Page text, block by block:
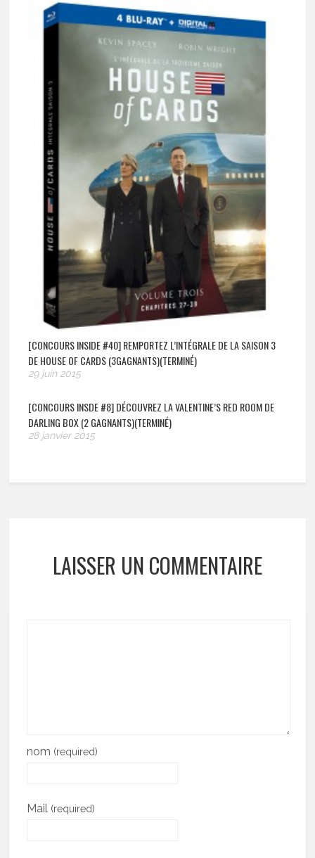
[CONCOURS INSIDE #40] REMPORTEZ L’INTÉGRALE DE LA SAISON 3
DE HOUSE OF CARDS (3GAGNANTS)(TERMINÉ)
29 juin 2015
[CONCOURS INSDE #8] DÉCOUVREZ LA VALENTINE’S RED ROOM DE
DARLING BOX (2 GAGNANTS)(TERMINÉ)
28 janvier 2015
LAISSER UN COMMENTAIRE
nom (required)
Mail (required)